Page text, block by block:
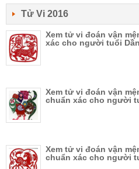
Tử Vi 2016
Xem tử vi đoán vận
xác cho người tuổi Dần
Xem tử vi đoán vận
chuẩn xác cho người
Xem tử vi đoán vận
chuẩn xác cho người